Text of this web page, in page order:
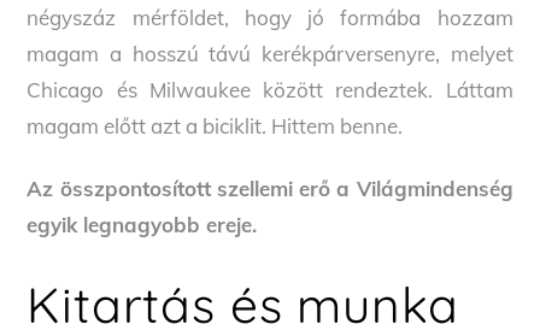
négyszáz mérföldet, hogy jó formába hozzam
magam a hosszú távú kerékpárversenyre, melyet
Chicago és Milwaukee között rendeztek. Láttam
magam előtt azt a biciklit. Hittem benne.
Az összpontosított szellemi erő a Világmindenség
egyik legnagyobb ereje.
Kitartás és munka